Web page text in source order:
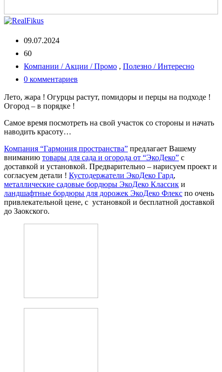
09.07.2024
60
Компании / Акции / Промо , Полезно / Интересно
0 комментариев
Лето, жара ! Огурцы растут, помидоры и перцы на подходе !
Огород – в порядке !
Самое время посмотреть на свой участок со стороны и начать
наводить красоту…
Компания “Гармония пространства” предлагает Вашему
вниманию товары для сада и огорода от “ЭкоДеко” с
доставкой и установкой. Предварительно – нарисуем проект и
согласуем детали ! Кустодержатели ЭкоДеко Гард,
металлические садовые бордюры ЭкоДеко Классик и
ландшафтные бордюры для дорожек ЭкоДеко Флекс по очень
привлекательной цене, с установкой и бесплатной доставкой
до Заокского.